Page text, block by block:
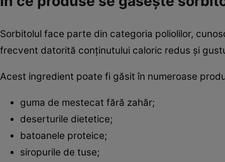
Sorbitolul face parte din categoria poliolilor,
frecvent datorită conținutului caloric redus și
Acest ingredient poate fi găsit în numeroase
guma de mestecat fără zahăr;
deserturile dietetice;
batoanele proteice;
siropurile de tuse;